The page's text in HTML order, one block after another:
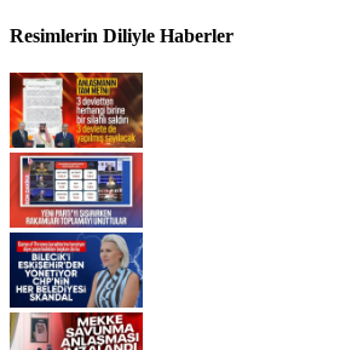
Resimlerin Diliyle Haberler